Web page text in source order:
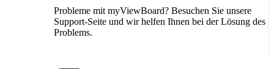
Probleme mit myViewBoard? Besuchen Sie unsere
Support-Seite und wir helfen Ihnen bei der Lösung des
Problems.